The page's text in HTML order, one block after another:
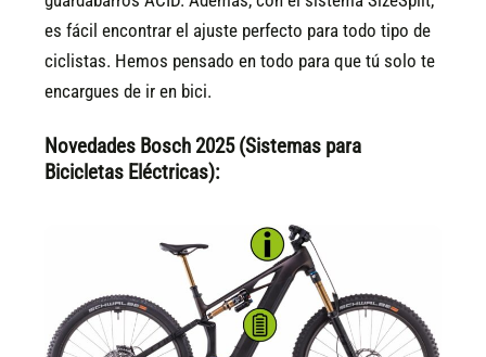
es fácil encontrar el ajuste perfecto para todo tipo de
ciclistas. Hemos pensado en todo para que tú solo te
encargues de ir en bici.
Novedades Bosch 2025 (Sistemas para
Bicicletas Eléctricas):